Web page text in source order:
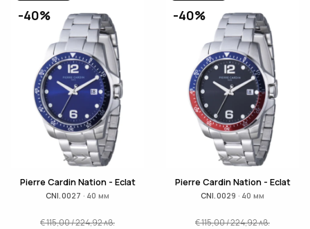
-40%
Pierre Cardin Nation - Eclat
CNI.0027 · 40 мм
€115,00/224,92лв.
-40%
Pierre Cardin Nation - Eclat
CNI.0029 · 40 мм
€115,00/224,92лв.